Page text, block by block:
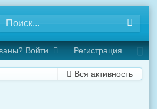
Войти Регистрация
Вся активность